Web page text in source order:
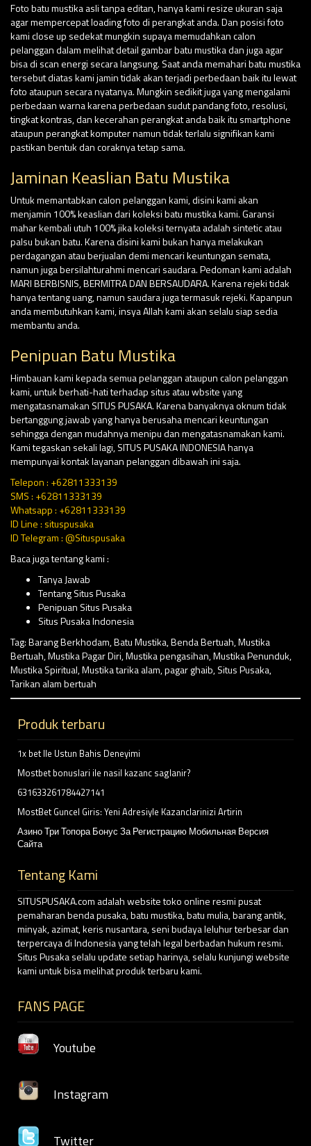
Foto batu mustika asli tanpa editan, hanya kami resize ukuran saja
agar mempercepat loading foto di perangkat anda. Dan posisi foto
kami close up sedekat mungkin supaya memudahkan calon
pelanggan dalam melihat detail gambar batu mustika dan juga agar
bisa di scan energi secara langsung. Saat anda memahari batu mustika
tersebut diatas kami jamin tidak akan terjadi perbedaan baik itu lewat
foto ataupun secara nyatanya. Mungkin sedikit juga yang mengalami
perbedaan warna karena perbedaan sudut pandang foto, resolusi,
tingkat kontras, dan kecerahan perangkat anda baik itu smartphone
ataupun perangkat komputer namun tidak terlalu signifikan kami
pastikan bentuk dan coraknya tetap sama.
Jaminan Keaslian Batu Mustika
Untuk memantabkan calon pelanggan kami, disini kami akan
menjamin 100% keaslian dari koleksi batu mustika kami. Garansi
mahar kembali utuh 100% jika koleksi ternyata adalah sintetic atau
palsu bukan batu. Karena disini kami bukan hanya melakukan
perdagangan atau berjualan demi mencari keuntungan semata,
namun juga bersilahturahmi mencari saudara. Pedoman kami adalah
MARI BERBISNIS, BERMITRA DAN BERSAUDARA. Karena rejeki tidak
hanya tentang uang, namun saudara juga termasuk rejeki. Kapanpun
anda membutuhkan kami, insya Allah kami akan selalu siap sedia
membantu anda.
Penipuan Batu Mustika
Himbauan kami kepada semua pelanggan ataupun calon pelanggan
kami, untuk berhati-hati terhadap situs atau wbsite yang
mengatasnamakan SITUS PUSAKA. Karena banyaknya oknum tidak
bertanggung jawab yang hanya berusaha mencari keuntungan
sehingga dengan mudahnya menipu dan mengatasnamakan kami.
Kami tegaskan sekali lagi, SITUS PUSAKA INDONESIA hanya
mempunyai kontak layanan pelanggan dibawah ini saja.
Telepon : +62811333139
SMS : +62811333139
Whatsapp : +62811333139
ID Line : situspusaka
ID Telegram : @Situspusaka
Baca juga tentang kami :
Tanya Jawab
Tentang Situs Pusaka
Penipuan Situs Pusaka
Situs Pusaka Indonesia
Tag:Barang Berkhodam,Batu Mustika,Benda Bertuah,Mustika
Bertuah,Mustika Pagar Diri,Mustika pengasihan,Mustika Penunduk,
Mustika Spiritual,Mustika tarika alam,pagar ghaib,Situs Pusaka,
Tarikan alam bertuah
Produk terbaru
1x bet Ile Ustun Bahis Deneyimi
Mostbet bonuslari ile nasil kazanc saglanir?
631633261784427141
MostBet Guncel Giris: Yeni Adresiyle Kazanclarinizi Artirin
Азино Три Топора Бонус За Регистрацию Мобильная Версия
Сайта
Tentang Kami
SITUSPUSAKA.com adalah website toko online resmi pusat
pemaharan benda pusaka, batu mustika, batu mulia, barang antik,
minyak, azimat, keris nusantara, seni budaya leluhur terbesar dan
terpercaya di Indonesia yang telah legal berbadan hukum resmi.
Situs Pusaka selalu update setiap harinya, selalu kunjungi website
kami untuk bisa melihat produk terbaru kami.
FANS PAGE
Youtube
Instagram
Twitter